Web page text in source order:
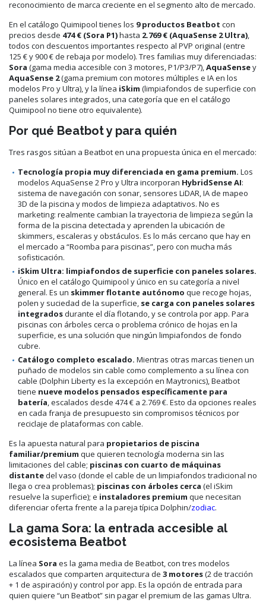
reconocimiento de marca creciente en el segmento alto de mercado.
En el catálogo Quimipool tienes los 9 productos Beatbot con
precios desde 474 € (Sora P1)hasta 2.769 € (AquaSense 2 Ultra),
todos con descuentos importantes respecto al PVP original (entre
125 € y 900 € de rebaja por modelo). Tres familias muy diferenciadas:
Sora (gama media accesible con 3 motores, P1/P3/P7),AquaSensey
AquaSense 2(gama premium con motores múltiples e IA en los
modelos Pro y Ultra), y la línea iSkim (limpiafondos de superficie con
paneles solares integrados, una categoría que en el catálogo
Quimipool no tiene otro equivalente).
Por qué Beatbot y para quién
Tres rasgos sitúan a Beatbot en una propuesta única en el mercado:
Tecnología propia muy diferenciada en gama premium. Los
modelos AquaSense 2 Pro y Ultra incorporan HybridSense AI:
sistema de navegación con sonar, sensores LiDAR, IA de mapeo
3D de la piscina y modos de limpieza adaptativos. No es
marketing: realmente cambian la trayectoria de limpieza según la
forma de la piscina detectada y aprenden la ubicación de
skimmers, escaleras y obstáculos. Es lo más cercano que hay en
el mercado a “Roomba para piscinas”, pero con mucha más
sofisticación.
iSkim Ultra: limpiafondos de superficie con paneles solares.
Único en el catálogo Quimipool y único en su categoría a nivel
general. Es un skimmer flotante autónomo que recoge hojas,
polen y suciedad de la superficie, se carga con paneles solares
integradosdurante el día flotando, y se controla por app. Para
piscinas con árboles cerca o problema crónico de hojas en la
superficie, es una solución que ningún limpiafondos de fondo
cubre.
Catálogo completo escalado. Mientras otras marcas tienen un
puñado de modelos sin cable como complemento a su línea con
cable (Dolphin Liberty es la excepción en Maytronics), Beatbot
tiene nueve modelos pensados específicamente para
batería, escalados desde 474 € a 2.769 €. Esto da opciones reales
en cada franja de presupuesto sin compromisos técnicos por
reciclaje de plataformas con cable.
Es la apuesta natural para propietarios de piscina
familiar/premium que quieren tecnología moderna sin las
limitaciones del cable; piscinas con cuarto de máquinas
distantedel vaso (donde el cable de un limpiafondos tradicional no
llega o crea problemas); piscinas con árboles cerca (el iSkim
resuelve la superficie); e instaladores premium que necesitan
diferenciar oferta frente a la pareja típica Dolphin/zodiac.
La gama Sora: la entrada accesible al
ecosistema Beatbot
La línea Sora es la gama media de Beatbot, con tres modelos
escalados que comparten arquitectura de 3 motores(2 de tracción
+ 1 de aspiración) y control por app. Es la opción de entrada para
quien quiere “un Beatbot” sin pagar el premium de las gamas Ultra.